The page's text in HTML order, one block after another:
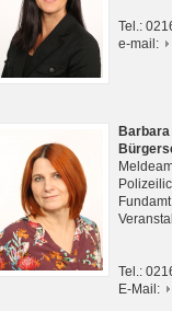
Tel.:
e-mail:
Tel.:
E-Mail: